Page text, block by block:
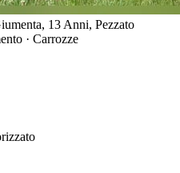
13 Anni, Pezzato
· Carrozze